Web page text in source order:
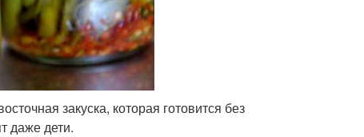
закуска, которая готовится без
даже дети.